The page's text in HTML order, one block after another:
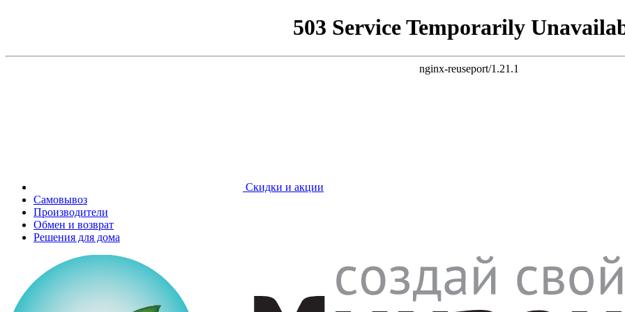
503 Service Temporarily
nginx-reuseport/1.21.1
Скидки и акции
Самовывоз
Производители
Обмен и возврат
Решения для дома